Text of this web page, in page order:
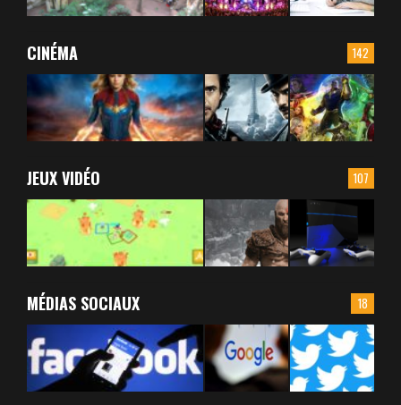
142
CINÉMA
107
JEUX VIDÉO
18
MÉDIAS SOCIAUX